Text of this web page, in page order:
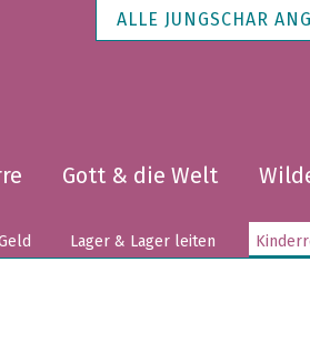
ALLE JUNGSCHAR
Gott & die Welt
Lager & Lager leiten